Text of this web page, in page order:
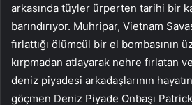
arkasında tüyler ürperten tarihi bir
barındırıyor. Muhripar, Vietnam
fırlattığı ölümcül bir el bombasının
kırpmadan atlayarak nehre fırlatan
deniz piyadesi arkadaşlarının
göçmen Deniz Piyade Onbaşı Patrick